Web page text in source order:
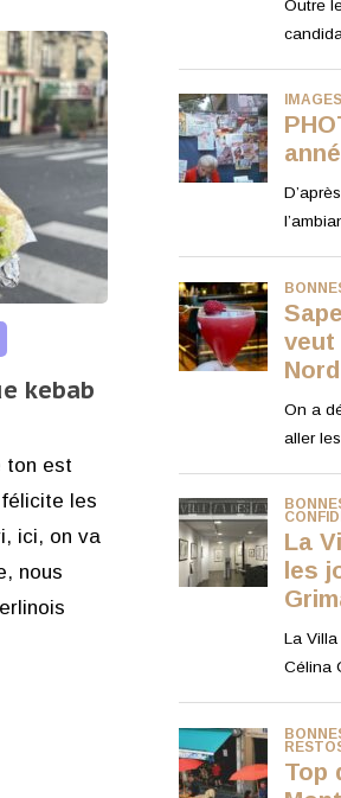
kebab
ton est
les
ici, on va
nous